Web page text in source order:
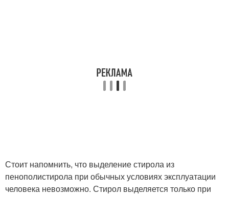
Стоит напомнить, что выделение стирола из
пенополистирола при обычных условиях эксплуатации
человека невозможно. Стирол выделяется только при